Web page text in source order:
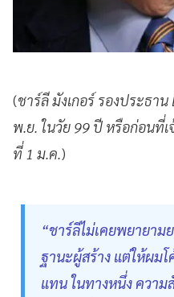
(ชาร์ลี มังเกอร์ รองประธา
พ.ย. ในวัย 99 ปี หรือก่อนที่
ที่ 1 ม.ค.)
“ชาร์ลีไม่เคยพยายา
ฐานะผู้สร้าง แต่ให้ผม
แทน ในทางหนึ่ง ควา